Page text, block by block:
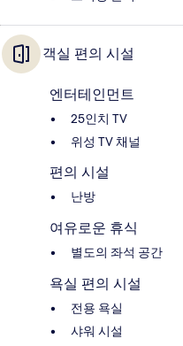
객실 편의 시설
엔터테인먼트
25인치 TV
위성 TV 채널
편의 시설
난방
여유로운 휴식
별도의 좌석 공간
욕실 편의 시설
전용 욕실
샤워 시설